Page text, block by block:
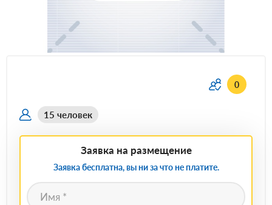
0
15 человек
Заявка на размещение
Заявка бесплатна, вы ни за что не платите.